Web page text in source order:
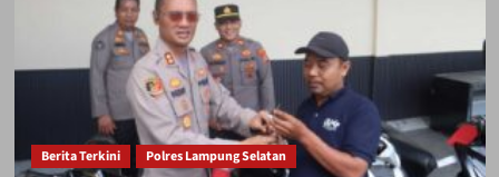
pemerintah segera
mengatasi
Berita Terkini Polres Lampung Selatan